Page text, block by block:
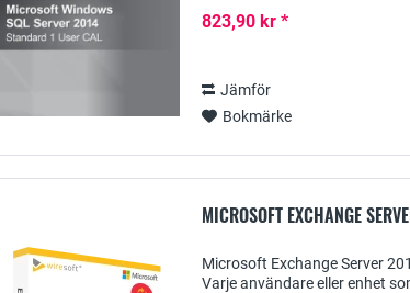
Server...
823,90 kr *
Jämför
Bokmärke
MICROSOFT EXCHANGE
Microsoft Exchange Server
Varje användare eller enhet